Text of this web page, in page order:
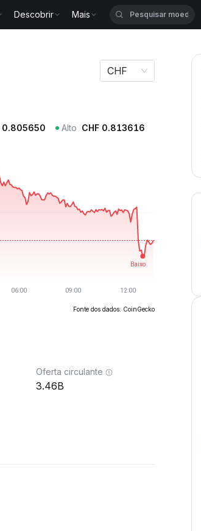
Descobrir Mais
CHF
0.805650 Alto CHF 0.813616
Fonte dos dados: CoinGecko
Oferta circulante
3.46B